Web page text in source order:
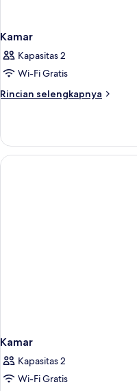
Kamar
Kapasitas 2
Wi-Fi Gratis
Rincian selengkapnya
Rincian
Kamar
Kamar
Kapasitas 2
Wi-Fi Gratis